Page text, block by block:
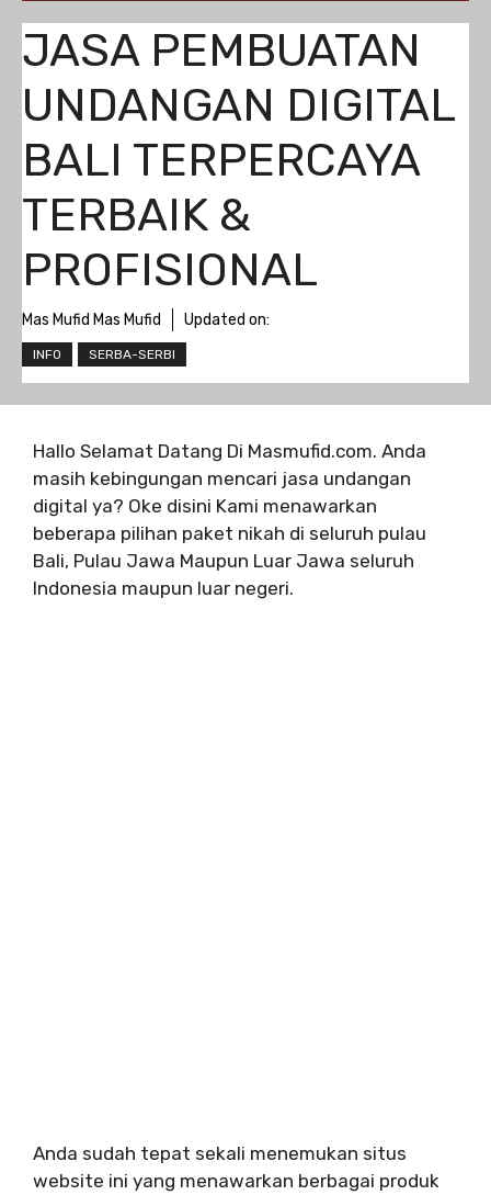
JASA PEMBUATAN
UNDANGAN DIGITAL
BALI TERPERCAYA
TERBAIK &
PROFISIONAL
Mas Mufid Mas Mufid Updated on:
INFO SERBA-SERBI
Hallo Selamat Datang Di Masmufid.com. Anda
masih kebingungan mencari jasa undangan
digital ya? Oke disini Kami menawarkan
beberapa pilihan paket nikah di seluruh pulau
Bali, Pulau Jawa Maupun Luar Jawa seluruh
Indonesia maupun luar negeri.
Anda sudah tepat sekali menemukan situs
website ini yang menawarkan berbagai produk